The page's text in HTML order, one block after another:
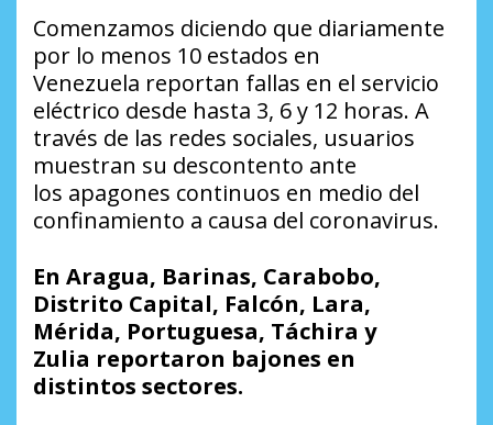
Comenzamos diciendo que diariamente
por lo menos 10 estados en
Venezuela reportan fallas en el servicio
eléctrico desde hasta 3, 6 y 12 horas. A
través de las redes sociales, usuarios
muestran su descontento ante
los apagones continuos en medio del
confinamiento a causa del coronavirus.
En Aragua, Barinas, Carabobo,
Distrito Capital, Falcón, Lara,
Mérida, Portuguesa, Táchira y
Zulia reportaron bajones en
distintos sectores.